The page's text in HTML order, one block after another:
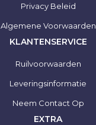
Privacy Beleid
Algemene Voorwaarden
KLANTENSERVICE
Ruilvoorwaarden
Leveringsinformatie
Neem Contact Op
EXTRA